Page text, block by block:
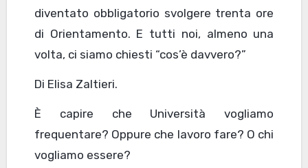
diventato obbligatorio svolgere trenta ore
di Orientamento. E tutti noi, almeno una
volta, ci siamo chiesti “cos’è davvero?”
Di Elisa Zaltieri.
È capire che Università vogliamo
frequentare? Oppure che lavoro fare? O chi
vogliamo essere?